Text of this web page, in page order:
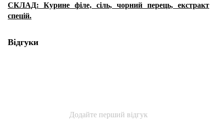
СКЛАД: Курине філе, сіль, чорний перець, екстракт
спецій.
Відгуки
Додайте перший відгук